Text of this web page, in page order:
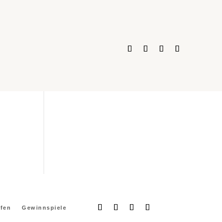
Gewinnspiele